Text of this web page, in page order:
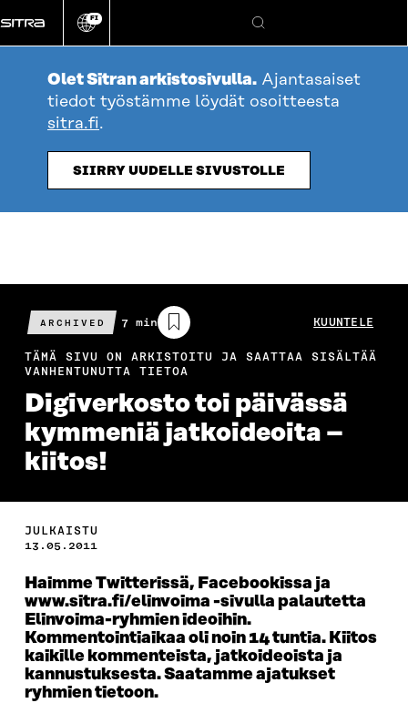
suoraan
sisältöön
Vaihda
kieli
FI
Hae
Olet Sitran arkistosivulla. Ajantasaiset
tiedot työstämme löydät osoitteesta
sitra.fi.
SIIRRY UUDELLE SIVUSTOLLE
ARCHIVED
Arvioitu
lukuaika
7 min KUUNTELE
TÄMÄ SIVU ON ARKISTOITU JA SAATTAA SISÄLTÄÄ
VANHENTUNUTTA TIETOA
Digiverkosto toi päivässä
kymmeniä jatkoideoita –
kiitos!
JULKAISTU
13.05.2011
Haimme Twitterissä, Facebookissa ja
www.sitra.fi/elinvoima -sivulla palautetta
Elinvoima-ryhmien ideoihin.
Kommentointiaikaa oli noin 14 tuntia. Kiitos
kaikille kommenteista, jatkoideoista ja
kannustuksesta. Saatamme ajatukset
ryhmien tietoon.